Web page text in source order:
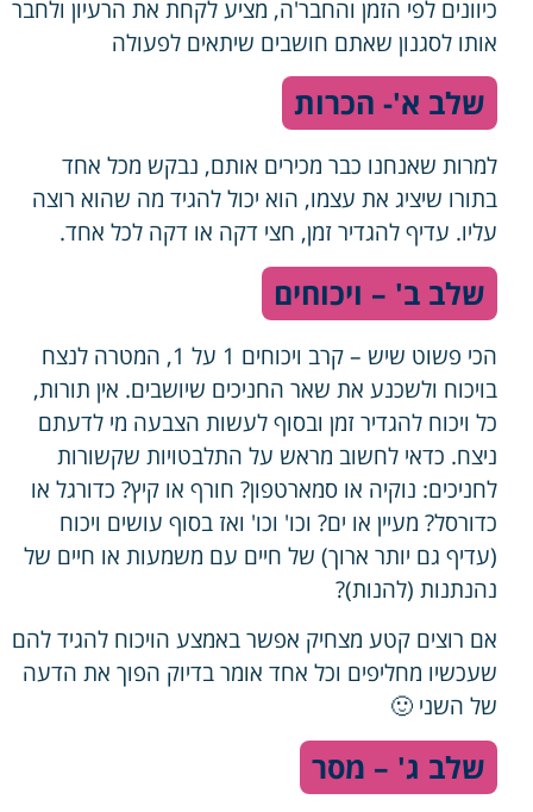
כיוונים לפי הזמן והחבר'ה, מציע לקחת את הרעיון ולחבר
אותו לסגנון שאתם חושבים שיתאים לפעולה
שלב א'- הכרות
למרות שאנחנו כבר מכירים אותם, נבקש מכל אחד
בתורו שיציג את עצמו, הוא יכול להגיד מה שהוא רוצה
עליו. עדיף להגדיר זמן, חצי דקה או דקה לכל אחד.
שלב ב' – ויכוחים
הכי פשוט שיש – קרב ויכוחים 1 על 1, המטרה לנצח
בויכוח ולשכנע את שאר החניכים שיושבים. אין תורות,
כל ויכוח להגדיר זמן ובסוף לעשות הצבעה מי לדעתם
ניצח. כדאי לחשוב מראש על התלבטויות שקשורות
לחניכים: נוקיה או סמארטפון? חורף או קיץ? כדורגל או
כדורסל? מעיין או ים? וכו' וכו' ואז בסוף עושים ויכוח
(עדיף גם יותר ארוך) של חיים עם משמעות או חיים של
נהנתנות (להנות)?
אם רוצים קטע מצחיק אפשר באמצע הויכוח להגיד להם
שעכשיו מחליפים וכל אחד אומר בדיוק הפוך את הדעה
של השני 🙂
שלב ג' – מסר